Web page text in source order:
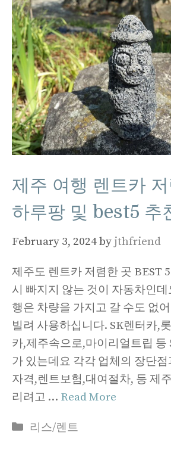
제주 여행 렌트카
하루팡 및 best5 추
February 3, 2024by jthfriend
제주도 렌트카 저렴한 곳 BEST
시 빠지지 않는 것이 자동차인데
행은 차량을 가지고 갈 수도 없
빌려 사용하십니다. SK렌터카,
카,제주속으로,마이리얼트립 등
가 있는데요 각각 업체의 장단
자격,렌트보험,대여절차, 등 제
리려고 … Read More
Categories
리스/렌트